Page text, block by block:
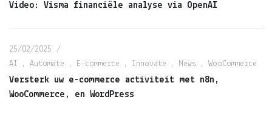
Video: Visma financiële analyse via OpenAI
25/02/2025
AI , Automate , E-commerce , Innovate , News , WooCommerce
Versterk uw e-commerce activiteit met n8n,
WooCommerce, en WordPress